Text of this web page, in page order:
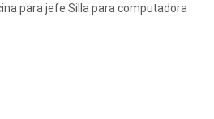
para jefe Silla para computadora